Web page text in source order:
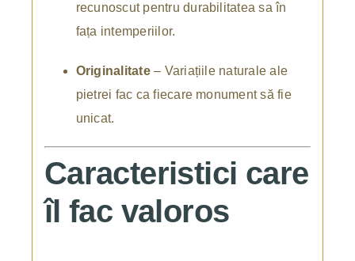
recunoscut pentru durabilitatea sa în
fața intemperiilor.
Originalitate– Variațiile naturale ale
pietrei fac ca fiecare monument să fie
unicat.
Caracteristici care
îl fac valoros